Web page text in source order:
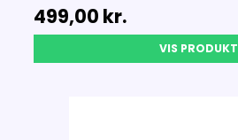
499,00 kr.
VIS PRODUKT